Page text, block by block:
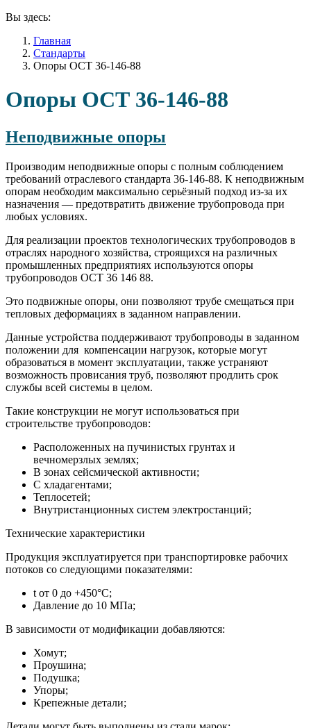
Вы здесь:
Главная
Стандарты
Опоры ОСТ 36-146-88
Опоры ОСТ 36-146-88
Неподвижные опоры
Производим неподвижные опоры с полным соблюдением
требований отраслевого стандарта 36-146-88. К неподвижным
опорам необходим максимально серьёзный подход из-за их
назначения — предотвратить движение трубопровода при
любых условиях.
Для реализации проектов технологических трубопроводов в
отраслях народного хозяйства, строящихся на различных
промышленных предприятиях используются опоры
трубопроводов ОСТ 36 146 88.
Это подвижные опоры, они позволяют трубе смещаться при
тепловых деформациях в заданном направлении.
Данные устройства поддерживают трубопроводы в заданном
положении для компенсации нагрузок, которые могут
образоваться в момент эксплуатации, также устраняют
возможность провисания труб, позволяют продлить срок
службы всей системы в целом.
Такие конструкции не могут использоваться при
строительстве трубопроводов:
Расположенных на пучинистых грунтах и
вечномерзлых землях;
В зонах сейсмической активности;
С хладагентами;
Теплосетей;
Внутристанционных систем электростанций;
Технические характеристики
Продукция эксплуатируется при транспортировке рабочих
потоков со следующими показателями:
t от 0 до +450°C;
Давление до 10 МПа;
В зависимости от модификации добавляются:
Хомут;
Проушина;
Подушка;
Упоры;
Крепежные детали;